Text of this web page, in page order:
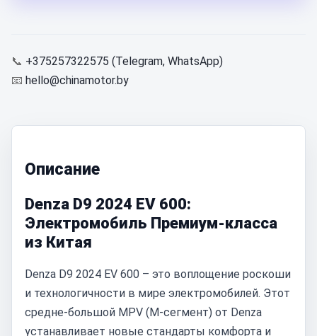
📞 +375257322575 (Telegram, WhatsApp)
📧 hello@chinamotor.by
Описание
Denza D9 2024 EV 600:
Электромобиль Премиум-класса
из Китая
Denza D9 2024 EV 600 – это воплощение роскоши
и технологичности в мире электромобилей. Этот
средне-большой MPV (M-сегмент) от Denza
устанавливает новые стандарты комфорта и